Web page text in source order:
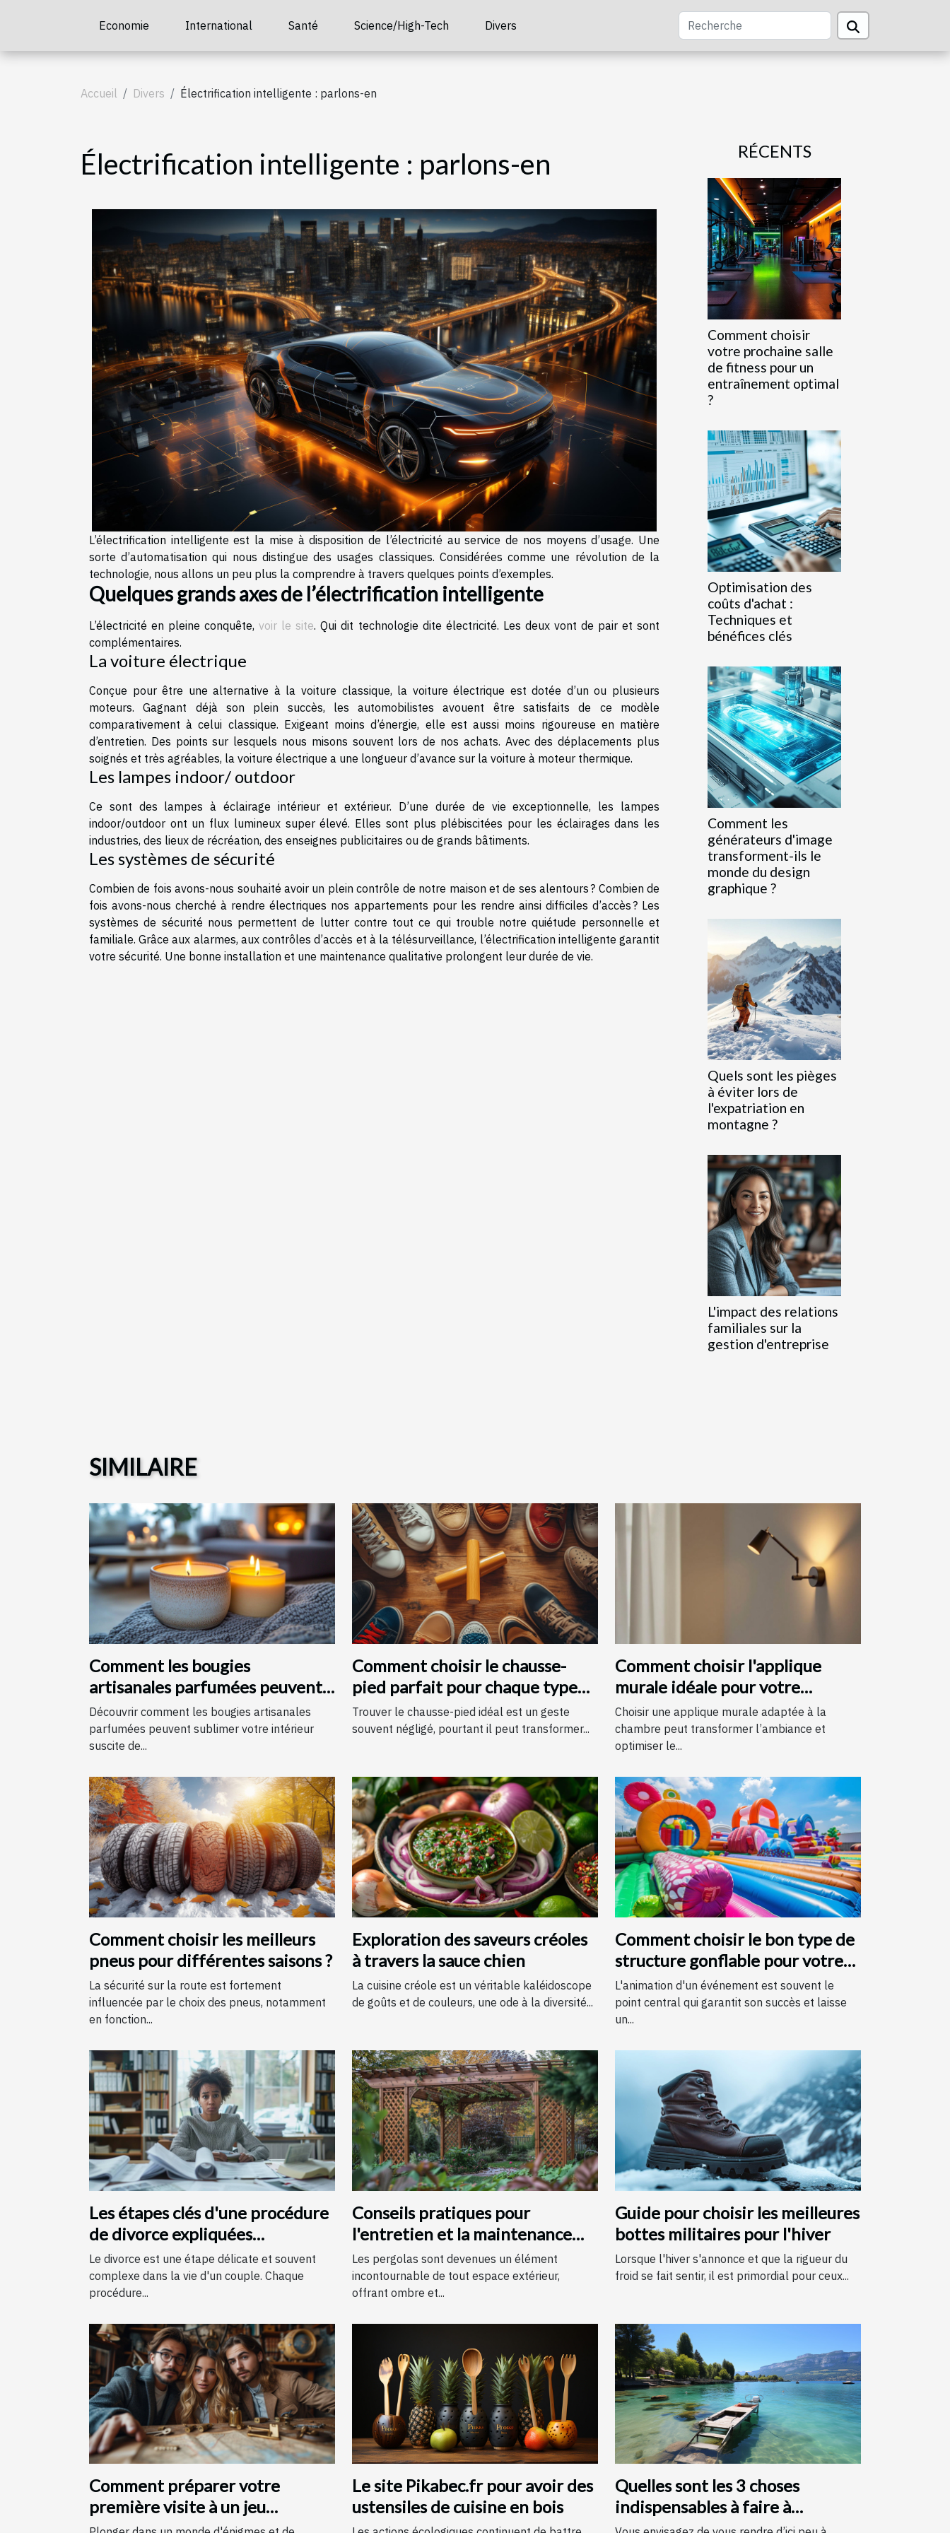
Economie International Santé Science/High-Tech Divers
Accueil Divers Électrification intelligente : parlons-en
Électrification intelligente : parlons-en
L’électrification intelligente est la mise à disposition de l’électricité au service de nos moyens d’usage. Une
sorte d’automatisation qui nous distingue des usages classiques. Considérées comme une révolution de la
technologie, nous allons un peu plus la comprendre à travers quelques points d’exemples.
Quelques grands axes de l’électrification intelligente
L’électricité en pleine conquête,voir le site. Qui dit technologie dite électricité. Les deux vont de pair et sont
complémentaires.
La voiture électrique
Conçue pour être une alternative à la voiture classique, la voiture électrique est dotée d’un ou plusieurs
moteurs. Gagnant déjà son plein succès, les automobilistes avouent être satisfaits de ce modèle
comparativement à celui classique. Exigeant moins d’énergie, elle est aussi moins rigoureuse en matière
d’entretien. Des points sur lesquels nous misons souvent lors de nos achats. Avec des déplacements plus
soignés et très agréables, la voiture électrique a une longueur d’avance sur la voiture à moteur thermique.
Les lampes indoor/ outdoor
Ce sont des lampes à éclairage intérieur et extérieur. D’une durée de vie exceptionnelle, les lampes
indoor/outdoor ont un flux lumineux super élevé. Elles sont plus plébiscitées pour les éclairages dans les
industries, des lieux de récréation, des enseignes publicitaires ou de grands bâtiments.
Les systèmes de sécurité
Combien de fois avons-nous souhaité avoir un plein contrôle de notre maison et de ses alentours ? Combien de
fois avons-nous cherché à rendre électriques nos appartements pour les rendre ainsi difficiles d’accès ? Les
systèmes de sécurité nous permettent de lutter contre tout ce qui trouble notre quiétude personnelle et
familiale. Grâce aux alarmes, aux contrôles d’accès et à la télésurveillance, l’électrification intelligente garantit
votre sécurité. Une bonne installation et une maintenance qualitative prolongent leur durée de vie.
RÉCENTS
Comment choisir
votre prochaine salle
de fitness pour un
entraînement optimal
?
Optimisation des
coûts d'achat :
Techniques et
bénéfices clés
Comment les
générateurs d'image
transforment-ils le
monde du design
graphique ?
Quels sont les pièges
à éviter lors de
l'expatriation en
montagne ?
L'impact des relations
familiales sur la
gestion d'entreprise
SIMILAIRE
Comment les bougies
artisanales parfumées peuvent
améliorer votre intérieur
Découvrir comment les bougies artisanales
parfumées peuvent sublimer votre intérieur
suscite de...
Comment choisir le chausse-
pied parfait pour chaque type
de chaussure
Trouver le chausse-pied idéal est un geste
souvent négligé, pourtant il peut transformer...
Comment choisir l'applique
murale idéale pour votre
chambre
Choisir une applique murale adaptée à la
chambre peut transformer l’ambiance et
optimiser le...
Comment choisir les meilleurs
pneus pour différentes saisons ?
La sécurité sur la route est fortement
influencée par le choix des pneus, notamment
en fonction...
Exploration des saveurs créoles
à travers la sauce chien
La cuisine créole est un véritable kaléidoscope
de goûts et de couleurs, une ode à la diversité...
Comment choisir le bon type de
structure gonflable pour votre
événement
L'animation d'un événement est souvent le
point central qui garantit son succès et laisse
un...
Les étapes clés d'une procédure
de divorce expliquées
simplement
Le divorce est une étape délicate et souvent
complexe dans la vie d'un couple. Chaque
procédure...
Conseils pratiques pour
l'entretien et la maintenance
des pergolas
Les pergolas sont devenues un élément
incontournable de tout espace extérieur,
offrant ombre et...
Guide pour choisir les meilleures
bottes militaires pour l'hiver
Lorsque l'hiver s'annonce et que la rigueur du
froid se fait sentir, il est primordial pour ceux...
Comment préparer votre
première visite à un jeu
d'évasion : conseils et astuces
Le site Pikabec.fr pour avoir des
ustensiles de cuisine en bois
Quelles sont les 3 choses
indispensables à faire à
Annecy ?